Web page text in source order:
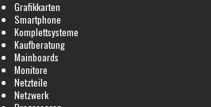
Grafikkarten
Smartphone
Komplettsysteme
Kaufberatung
Mainboards
Monitore
Netzteile
Netzwerk